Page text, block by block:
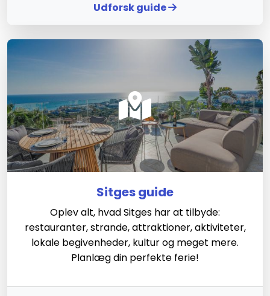
Udforsk guide
Sitges guide
Oplev alt, hvad Sitges har at tilbyde:
restauranter, strande, attraktioner, aktiviteter,
lokale begivenheder, kultur og meget mere.
Planlæg din perfekte ferie!